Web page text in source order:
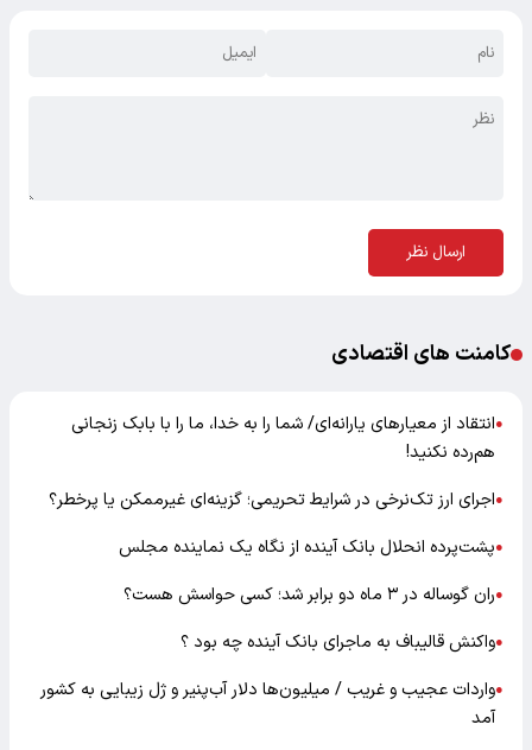
ارسال نظر
کامنت های اقتصادی
●انتقاد از معیارهای یارانه‌ای/ شما را به خدا، ما را با بابک زنجانی
هم‌رده نکنید!
●اجرای ارز تک‌نرخی در شرایط تحریمی؛ گزینه‌ای غیرممکن یا پرخطر؟
●پشت‌پرده انحلال بانک آینده از نگاه یک نماینده مجلس
●ران گوساله در ۳ ماه دو برابر شد؛ کسی حواسش هست؟
●واکنش قالیباف به ماجرای بانک آینده چه بود ؟
●واردات عجیب و غریب / میلیون‌ها دلار آب‌پنیر و ژل زیبایی به کشور
آمد